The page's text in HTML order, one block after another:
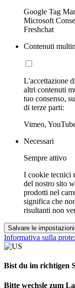
Google Tag
Microsoft
Freshchat
Contenuti
L'accettazione
altri contenuti
tuo consenso,
di terze parti:
Vimeo,
Necessari
Sempre attivo
I cookie tecnici
del nostro sito
prodotti nel
significa che
risultanti non
Salvare le impostazioni
Informativa sulla
Bist du im richtigen
Bitte wechsle zum